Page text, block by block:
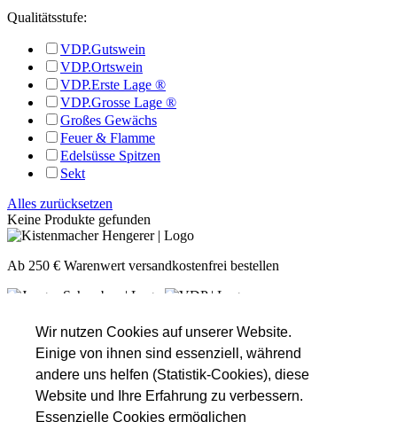
Wir nutzen Cookies auf unserer Website.
Einige von ihnen sind essenziell, während
andere uns helfen (Statistik-Cookies), diese
Website und Ihre Erfahrung zu verbessern.
Essenzielle Cookies ermöglichen
Qualitätsstufe:
VDP.Gutswein
VDP.Ortswein
VDP.Erste Lage ®
VDP.Grosse Lage ®
Großes Gewächs
Feuer & Flamme
Edelsüsse Spitzen
Sekt
Alles zurücksetzen
Keine Produkte gefunden
Ab 250 € Warenwert versandkostenfrei bestellen
Montag
Nach Absprache!
Dienstag
Nach Absprache!
Mittwoch
Nach Absprache!
Donnerstag
16:00 - 18:30
Freitag
16:00 - 18:30